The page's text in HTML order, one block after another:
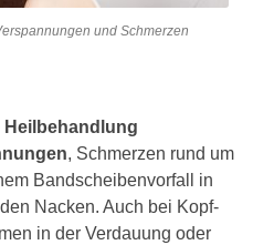
und Schmerzen
, Schmerzen rund um
Bandscheibenvorfall in
Nacken. Auch bei Kopf-
in der Verdauung oder